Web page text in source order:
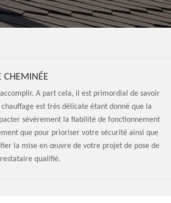
CHEMINÉE
A part cela, il est primordial de savoir
est très délicate étant donné que la
sévèrement la fiabilité de fonctionnement
que pour prioriser votre sécurité ainsi que
la mise en œuvre de votre projet de pose de
qualifié.